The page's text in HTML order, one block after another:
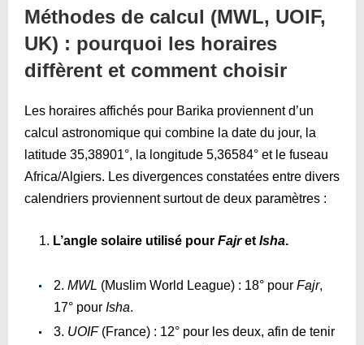
Méthodes de calcul (MWL, UOIF,
UK) : pourquoi les horaires
diffèrent et comment choisir
Les horaires affichés pour Barika proviennent d’un
calcul astronomique qui combine la date du jour, la
latitude 35,38901°, la longitude 5,36584° et le fuseau
Africa/Algiers. Les divergences constatées entre divers
calendriers proviennent surtout de deux paramètres :
L’angle solaire utilisé pour Fajret Isha.
MWL (Muslim World League) : 18° pour Fajr,
17° pour Isha.
UOIF(France) : 12° pour les deux, afin de tenir